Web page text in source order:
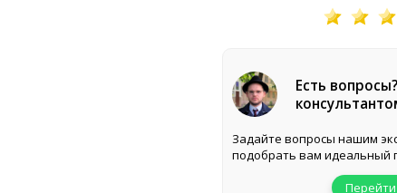
Есть
Задайте вопросы нашим
подобрать вам идеальный